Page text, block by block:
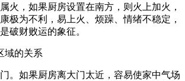
火，如果厨房设置在南方，则火上加火，
极为不利，易上火、烦躁、情绪不稳定，
破财败运的象征。
域的关系
。如果厨房离大门太近，容易使家中气场